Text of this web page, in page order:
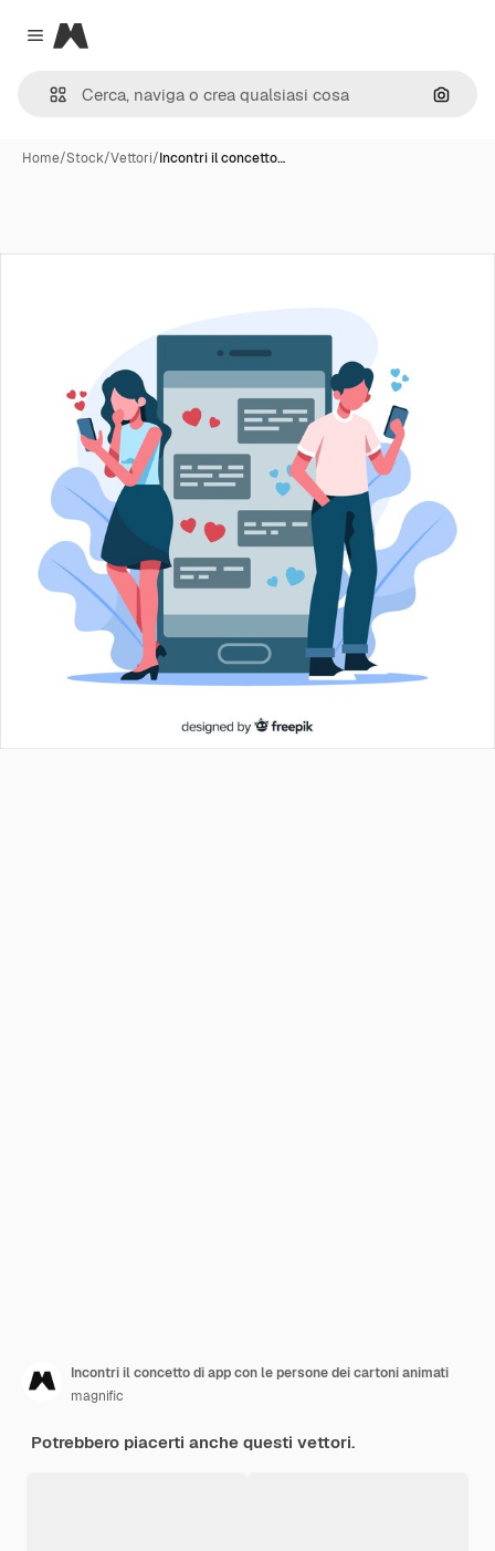
Close menu
Magnific
Cerca
Home/Stock/Vettori/Incontri il concetto…
Incontri il concetto di app con le persone dei cartoni animati
magnific
Potrebbero piacerti anche questi vettori.